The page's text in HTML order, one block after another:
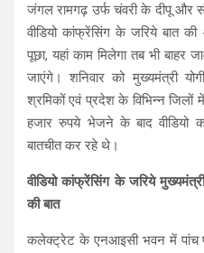
जंगल रामगढ़ उर्फ चंवरी के दीपू और
वीडियो कांफ्रेंसिंग के जरिये बात
पूछा, यहां काम मिलेगा तब भी बाहर
जाएंगे। शनिवार को मुख्यमंत्री
श्रमिकों एवं प्रदेश के विभिन्न
हजार रुपये भेजने के बाद वीडियो
बातचीत कर रहे थे।
वीडियो कांफ्रेंसिंग के जरिये
की बात
कलेक्ट्रेट के एनआइसी भवन में पांच